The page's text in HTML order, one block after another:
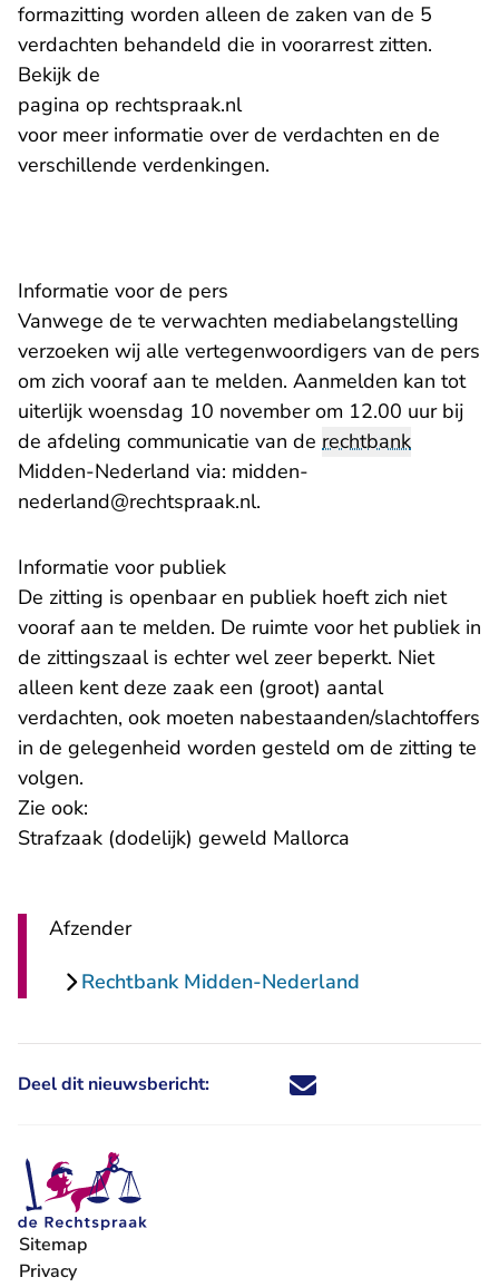
formazitting worden alleen de zaken van de 5
verdachten behandeld die in voorarrest zitten.
Bekijk de
pagina op rechtspraak.nl
voor meer informatie over de verdachten en de
verschillende verdenkingen.
Informatie voor de pers
Vanwege de te verwachten mediabelangstelling
verzoeken wij alle vertegenwoordigers van de pers
om zich vooraf aan te melden. Aanmelden kan tot
uiterlijk woensdag 10 november om 12.00 uur bij
de afdeling communicatie van de rechtbank
Midden-Nederland via: midden-
nederland@rechtspraak.nl- U verlaat Rechtspraak.nl
.
Informatie voor publiek
De zitting is openbaar en publiek hoeft zich niet
vooraf aan te melden. De ruimte voor het publiek in
de zittingszaal is echter wel zeer beperkt. Niet
alleen kent deze zaak een (groot) aantal
verdachten, ook moeten nabestaanden/slachtoffers
in de gelegenheid worden gesteld om de zitting te
volgen.
Zie ook:
Strafzaak (dodelijk) geweld Mallorca
Afzender
Rechtbank Midden-Nederland
Deel dit nieuwsbericht: Deel dit nieuwsbericht via X -
Deel dit nieuwsbericht via
Deel dit nieuwsbericht
Deel dit
Sitemap
Privacy